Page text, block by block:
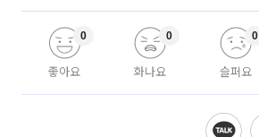
좋아요
0
화나요
0
슬퍼요
0